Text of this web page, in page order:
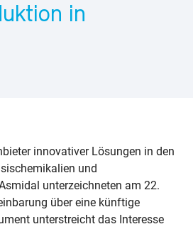
in
innovativer Lösungen in den
und
unterzeichneten am 22.
über eine künftige
unterstreicht das Interesse